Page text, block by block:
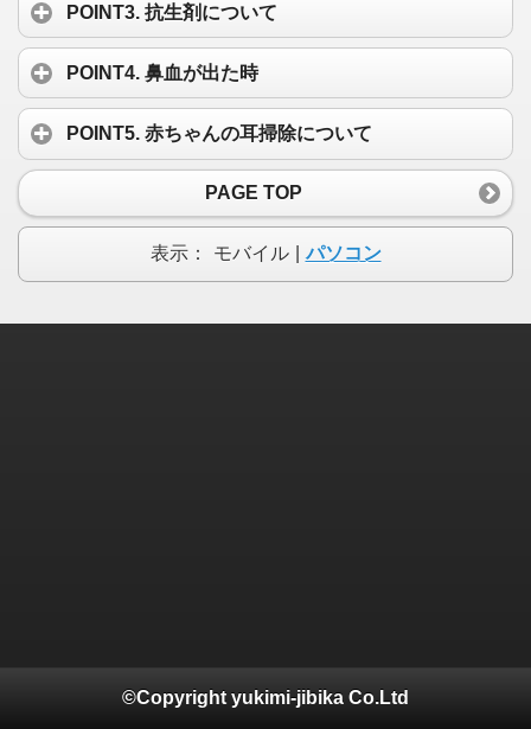
POINT3. 抗生剤について
POINT4. 鼻血が出た時
POINT5. 赤ちゃんの耳掃除について
PAGE TOP
表示： モバイル パソコン
©Copyright yukimi-jibika Co.Ltd